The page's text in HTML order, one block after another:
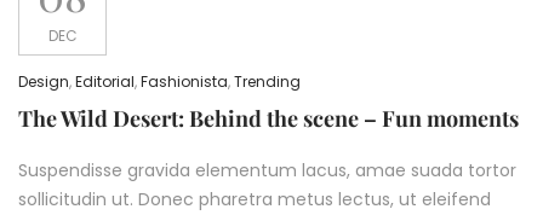
DEC
Design,Editorial,Fashionista,Trending
The Wild Desert: Behind the scene – Fun moments
Suspendisse gravida elementum lacus, amae suada tortor
sollicitudin ut. Donec pharetra metus lectus, ut eleifend